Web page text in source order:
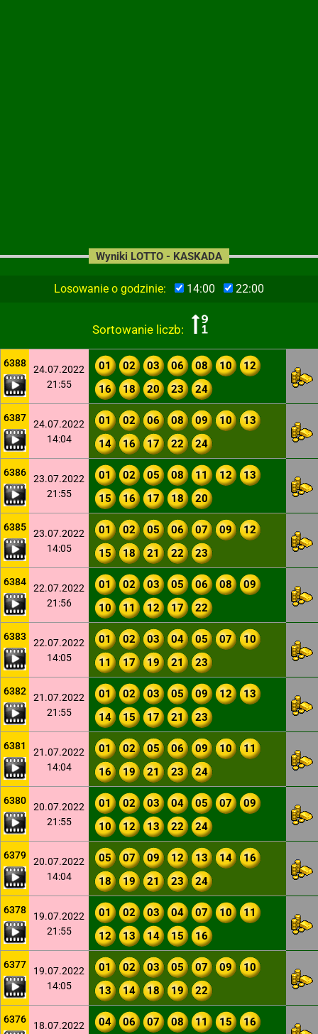
Losowanie o godzinie: 14:00 22:00
Sortowanie liczb:
Wyniki LOTTO - KASKADA
6388
24.07.2022
21:55
01 02 03 06 08 10
12
16
18 20 23 24
6387
24.07.2022
14:04
01 02 06 08 09 10
13
14
16 17 22 24
6386
23.07.2022
21:55
01 02 05 08 11 12
13
15
16 17 18 20
6385
23.07.2022
14:05
01 02 05 06 07 09
12
15
18 21 22 23
6384
22.07.2022
21:56
01 02 03 05 06 08
09
10
11 12 17 22
6383
22.07.2022
14:05
01 02 03 04 05 07
10
11
17 19 21 23
6382
21.07.2022
21:55
01 02 03 05 09 12
13
14
15 17 21 23
6381
21.07.2022
14:04
01 02 05 06 09 10
11
16
19 21 23 24
6380
20.07.2022
21:55
01 02 03 04 05 07
09
10
12 13 22 24
6379
20.07.2022
14:04
05 07 09 12 13 14
16
18
19 21 23 24
6378
19.07.2022
21:55
01 02 03 04 07 10
11
12
13 14 15 16
6377
19.07.2022
14:05
01 02 03 05 07 09
10
13
14 18 19 22
6376
18.07.2022
04 06 07 08 11 15
16